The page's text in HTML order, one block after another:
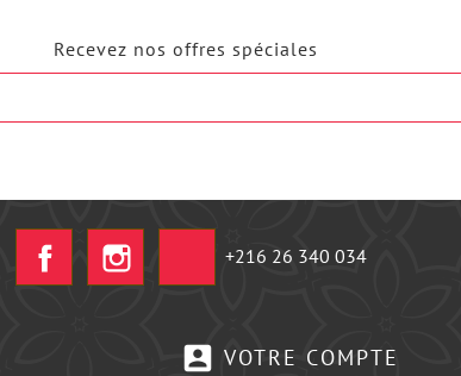
Recevez nos offres spéciales
Facebook
+216 26 340 034
account_box VOTRE COMPTE